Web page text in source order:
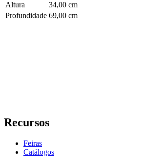
Altura
34,00 cm
Profundidade 69,00 cm
Recursos
Feiras
Catálogos